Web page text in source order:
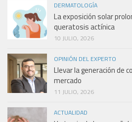
DERMATOLOGÍA
La exposición solar
queratosis actínica
10 JULIO, 2026
OPINIÓN DEL EXPERTO
Llevar la generación de
mercado
11 JULIO, 2026
ACTUALIDAD